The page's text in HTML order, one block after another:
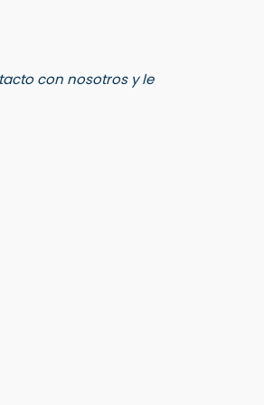
con nosotros y le